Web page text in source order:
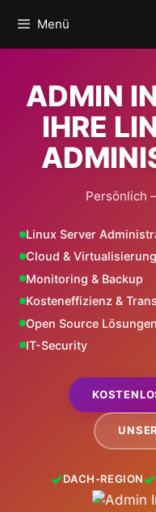
Inhalt
springen
Menü
ADMIN
IHRE
Persönlich
Linux Server
Cloud & Virtualisierung
Monitoring & Backup
Kosteneffizienz &
Open Source Lösungen
IT-Security
DACH-REGION